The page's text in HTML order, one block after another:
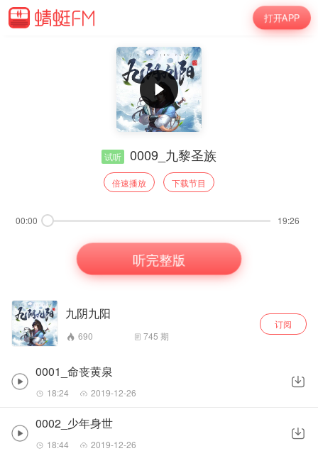
打开APP
试听 0009_九黎圣族
倍速播放 下载节目
00:00 19:26
听完整版
九阴九阳
690 745 期
订阅
0001_命丧黄泉
18:24 2019-12-26
0002_少年身世
18:44 2019-12-26